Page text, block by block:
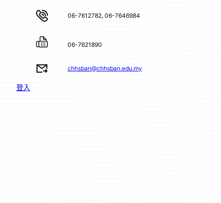
06-7612782, 06-7646984
06-7621890
chhsban@chhsban.edu.my
登入